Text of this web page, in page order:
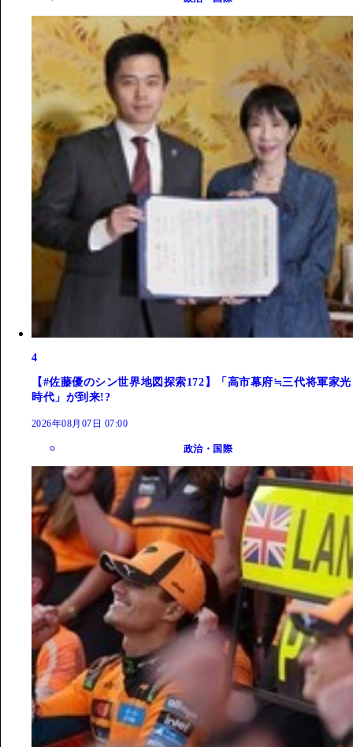
4
【#佐藤優のシン世界地図探索172】「高市幕府≒三代将軍家光
時代」が到来!?
2026年08月07日 07:00
政治・国際